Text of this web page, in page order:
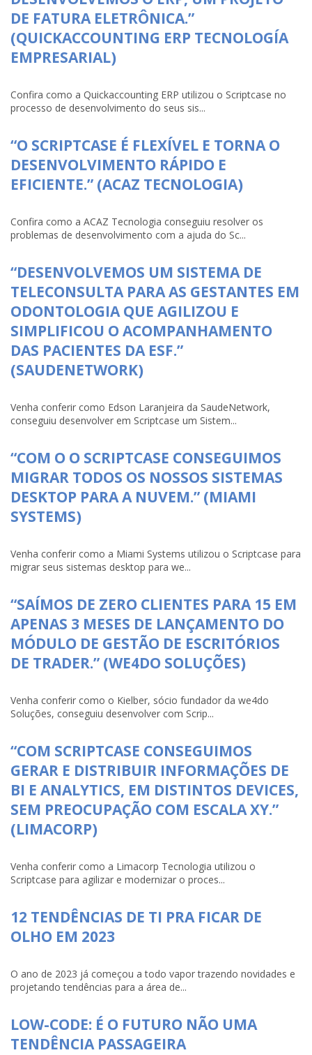
DE FATURA ELETRÔNICA.”
(QUICKACCOUNTING ERP TECNOLOGÍA
EMPRESARIAL)
Confira como a Quickaccounting ERP utilizou o Scriptcase no
processo de desenvolvimento do seus sis...
“O SCRIPTCASE É FLEXÍVEL E TORNA O
DESENVOLVIMENTO RÁPIDO E
EFICIENTE.” (ACAZ TECNOLOGIA)
Confira como a ACAZ Tecnologia conseguiu resolver os
problemas de desenvolvimento com a ajuda do Sc...
“DESENVOLVEMOS UM SISTEMA DE
TELECONSULTA PARA AS GESTANTES EM
ODONTOLOGIA QUE AGILIZOU E
SIMPLIFICOU O ACOMPANHAMENTO
DAS PACIENTES DA ESF.”
(SAUDENETWORK)
Venha conferir como Edson Laranjeira da SaudeNetwork,
conseguiu desenvolver em Scriptcase um Sistem...
“COM O O SCRIPTCASE CONSEGUIMOS
MIGRAR TODOS OS NOSSOS SISTEMAS
DESKTOP PARA A NUVEM.” (MIAMI
SYSTEMS)
Venha conferir como a Miami Systems utilizou o Scriptcase para
migrar seus sistemas desktop para we...
“SAÍMOS DE ZERO CLIENTES PARA 15 EM
APENAS 3 MESES DE LANÇAMENTO DO
MÓDULO DE GESTÃO DE ESCRITÓRIOS
DE TRADER.” (WE4DO SOLUÇÕES)
Venha conferir como o Kielber, sócio fundador da we4do
Soluções, conseguiu desenvolver com Scrip...
“COM SCRIPTCASE CONSEGUIMOS
GERAR E DISTRIBUIR INFORMAÇÕES DE
BI E ANALYTICS, EM DISTINTOS DEVICES,
SEM PREOCUPAÇÃO COM ESCALA XY.”
(LIMACORP)
Venha conferir como a Limacorp Tecnologia utilizou o
Scriptcase para agilizar e modernizar o proces...
12 TENDÊNCIAS DE TI PRA FICAR DE
OLHO EM 2023
O ano de 2023 já começou a todo vapor trazendo novidades e
projetando tendências para a área de...
LOW-CODE: É O FUTURO NÃO UMA
TENDÊNCIA PASSAGEIRA